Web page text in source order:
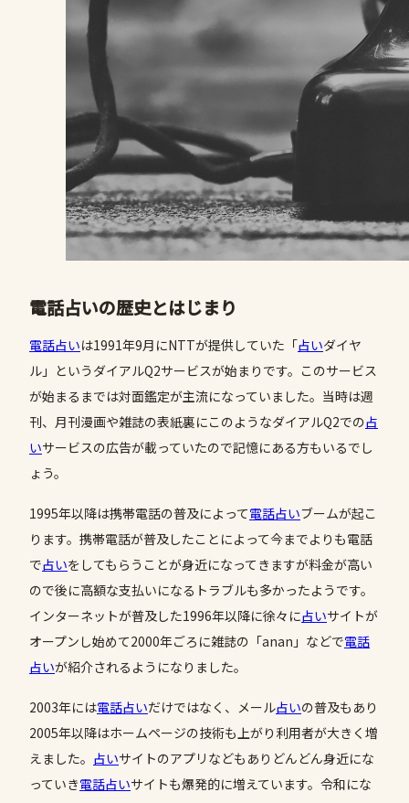
電話占いの歴史とはじまり
電話占いは1991年9月にNTTが提供していた「占いダイヤ
ル」というダイアルQ2サービスが始まりです。このサービス
が始まるまでは対面鑑定が主流になっていました。当時は週
刊、月刊漫画や雑誌の表紙裏にこのようなダイアルQ2での占
いサービスの広告が載っていたので記憶にある方もいるでし
ょう。
1995年以降は携帯電話の普及によって電話占いブームが起こ
ります。携帯電話が普及したことによって今までよりも電話
で占いをしてもらうことが身近になってきますが料金が高い
ので後に高額な支払いになるトラブルも多かったようです。
インターネットが普及した1996年以降に徐々に占いサイトが
オープンし始めて2000年ごろに雑誌の「anan」などで電話
占いが紹介されるようになりました。
2003年には電話占いだけではなく、メール占いの普及もあり
2005年以降はホームページの技術も上がり利用者が大きく増
えました。 占いサイトのアプリなどもありどんどん身近にな
っていき電話占いサイトも爆発的に増えています。令和にな